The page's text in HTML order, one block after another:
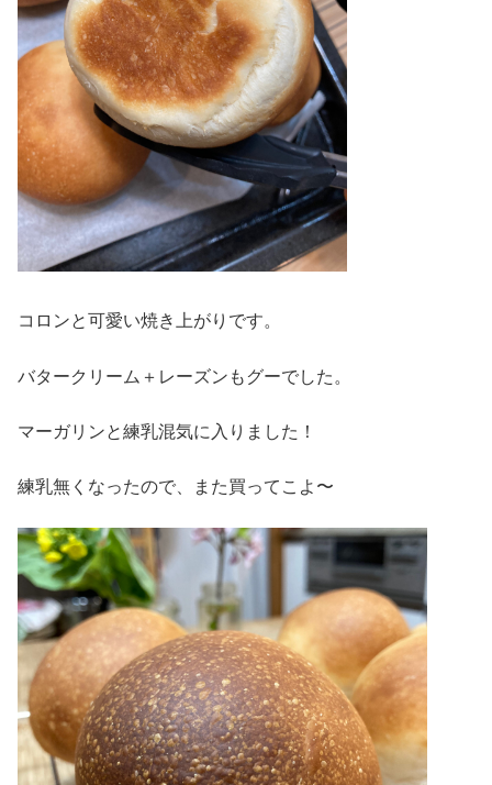
コロンと可愛い焼き上がりです。
バタークリーム＋レーズンもグーでした。
マーガリンと練乳混気に入りました！
練乳無くなったので、また買ってこよ〜